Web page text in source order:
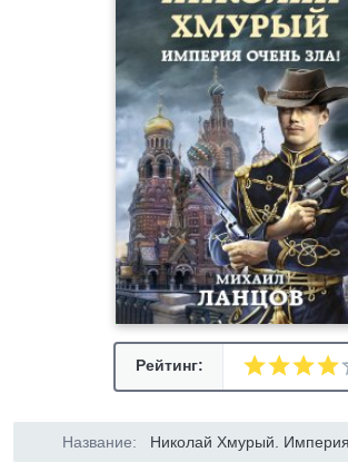
Рейтинг:
Название: Николай Хмурый.